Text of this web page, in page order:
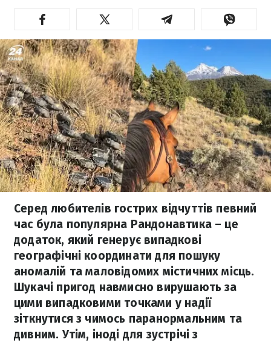
Серед любителів гострих відчуттів певний
час була популярна Рандонавтика – це
додаток, який генерує випадкові
географічні координати для пошуку
аномалій та маловідомих містичних місць.
Шукачі пригод навмисно вирушають за
цими випадковими точками у надії
зіткнутися з чимось паранормальним та
дивним. Утім, іноді для зустрічі з